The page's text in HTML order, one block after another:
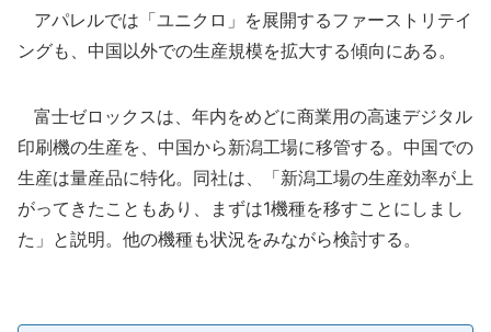
アパレルでは「ユニクロ」を展開するファーストリテイ
ングも、中国以外での生産規模を拡大する傾向にある。
富士ゼロックスは、年内をめどに商業用の高速デジタル
印刷機の生産を、中国から新潟工場に移管する。中国での
生産は量産品に特化。同社は、「新潟工場の生産効率が上
がってきたこともあり、まずは1機種を移すことにしまし
た」と説明。他の機種も状況をみながら検討する。